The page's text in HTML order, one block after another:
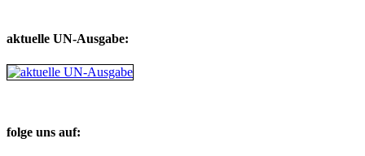
aktuelle UN-Ausgabe:
folge uns auf: